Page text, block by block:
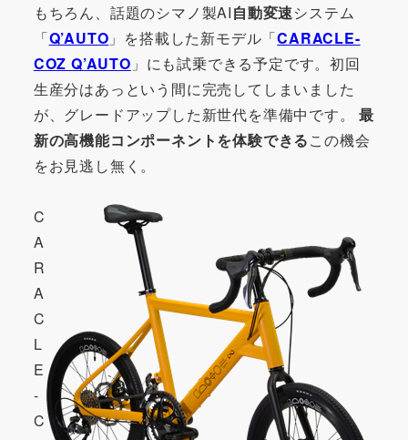
もちろん、話題のシマノ製AI自動変速システム
「Q’AUTO 」を搭載した新モデル「CARACLE-
COZ Q’AUTO 」にも試乗できる予定です。初回
生産分はあっという間に完売してしまいました
が、グレードアップした新世代を準備中です。最
新の高機能コンポーネントを体験できるこの機会
をお見逃し無く。
C
A
R
A
C
L
E
-
C